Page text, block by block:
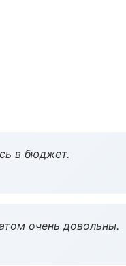
в бюджет.
очень довольны.